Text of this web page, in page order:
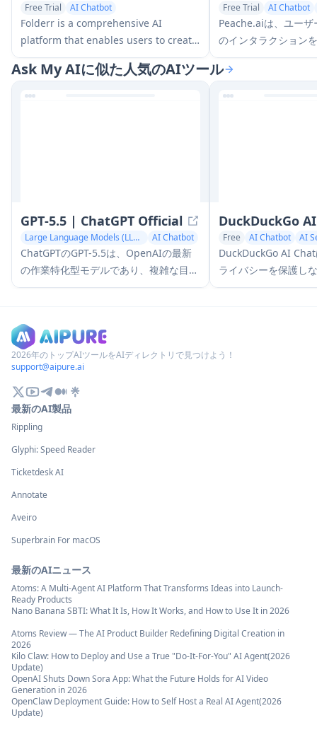
Free Trial
AI Chatbot
AI Documents Assistant
Folderr is a comprehensive AI
platform that enables users to create
custom AI assistants by uploading
unlimited files, integrating with
Free Trial AI Chatbot
Peache.aiは、ユー
のインタラクション
個性とフリーティ、
そして大胆な会話に
Ask My AIに似た人気のAIツール
GPT‑5.5 | ChatGPT Official
Large Language Models (LLMs) AI Chatbot
ChatGPTのGPT-5.5は、OpenAIの最新
の作業特化型モデルであり、複雑な目標
を理解し、ツールを効果的に使用し、そ
究、ドキュメント、スプレッドシート）
を完了まで実行するように設計されてい
ます。
DuckDuckGo
Free AI Chatbot AI
DuckDuckGo AI
ライバシーを保護し
Claudeなどの人気AI
2026年のトップAIツールをAIディレクトリで見つけよう！
support@aipure.ai
最新のAI製品
Rippling
Glyphi: Speed Reader
Ticketdesk AI
Annotate
Aveiro
Superbrain For macOS
最新のAIニュース
Atoms: A Multi-Agent AI Platform That Transforms Ideas into Launch-
Ready Products
Nano Banana SBTI: What It Is, How It Works, and How to Use It in 2026
Atoms Review — The AI Product Builder Redefining Digital Creation in
2026
Kilo Claw: How to Deploy and Use a True "Do‑It‑For‑You" AI Agent(2026
Update)
OpenAI Shuts Down Sora App: What the Future Holds for AI Video
Generation in 2026
OpenClaw Deployment Guide: How to Self Host a Real AI Agent(2026
Update)